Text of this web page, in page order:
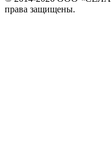
права защищены.